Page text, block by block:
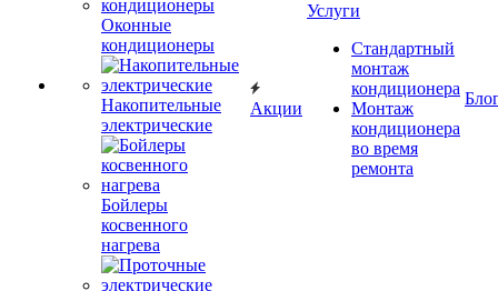
Оконные
кондиционеры
Накопительные
электрические
Бойлеры
косвенного
нагрева
Акции
Услуги
Стандартный
монтаж
кондиционера
Монтаж
кондиционера
во время
ремонта